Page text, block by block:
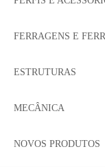
FERRAGENS E
ESTRUTURAS
MECÂNICA
NOVOS PRODUTOS